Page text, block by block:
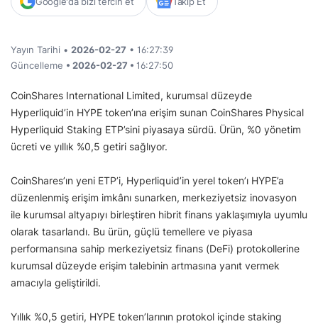
Yayın Tarihi • 2026-02-27 • 16:27:39
Güncelleme • 2026-02-27 • 16:27:50
CoinShares International Limited, kurumsal düzeyde
Hyperliquid’in HYPE token’ına erişim sunan CoinShares Physical
Hyperliquid Staking ETP’sini piyasaya sürdü. Ürün, %0 yönetim
ücreti ve yıllık %0,5 getiri sağlıyor.
CoinShares’ın yeni ETP’i, Hyperliquid’in yerel token’ı HYPE’a
düzenlenmiş erişim imkânı sunarken, merkeziyetsiz inovasyon
ile kurumsal altyapıyı birleştiren hibrit finans yaklaşımıyla uyumlu
olarak tasarlandı. Bu ürün, güçlü temellere ve piyasa
performansına sahip merkeziyetsiz finans (DeFi) protokollerine
kurumsal düzeyde erişim talebinin artmasına yanıt vermek
amacıyla geliştirildi.
Yıllık %0,5 getiri, HYPE token’larının protokol içinde staking